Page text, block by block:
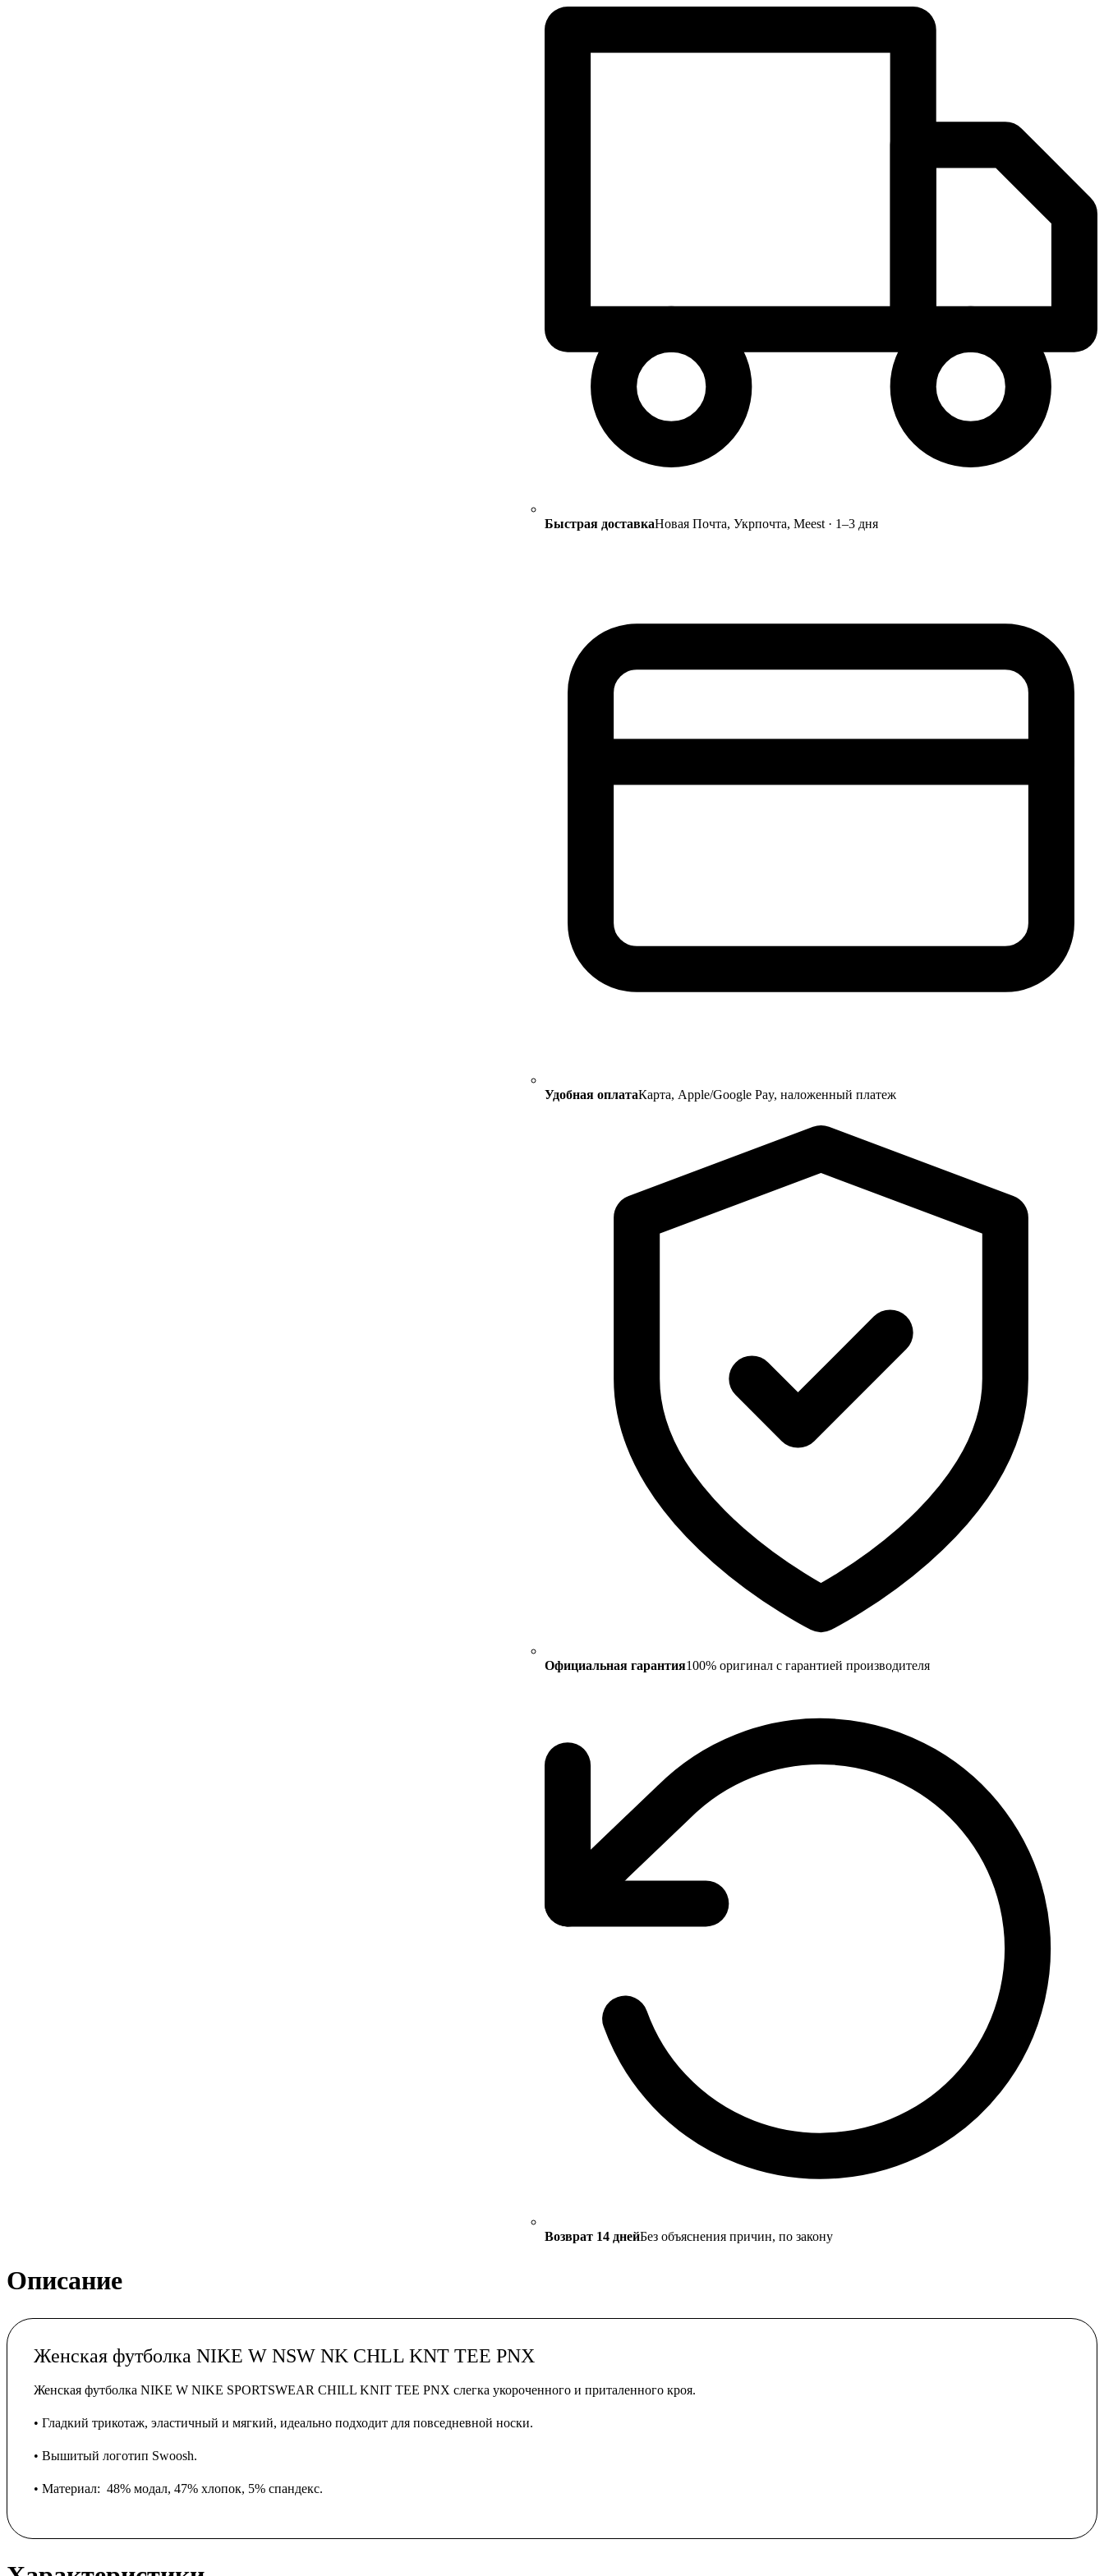
Быстрая доставкаНовая Почта, Укрпочта, Meest · 1–3 дня
Удобная оплатаКарта, Apple/Google Pay, наложенный платеж
Официальная гарантия100% оригинал с гарантией производителя
Возврат 14 днейБез объяснения причин, по закону
Описание
Женская футболка NIKE W NSW NK CHLL KNT TEE PNX
Женская футболка NIKE W NIKE SPORTSWEAR CHILL KNIT TEE PNX слегка укороченного и приталенного кроя.
• Гладкий трикотаж, эластичный и мягкий, идеально подходит для повседневной носки.
• Вышитый логотип Swoosh.
• Материал: 48% модал, 47% хлопок, 5% спандекс.